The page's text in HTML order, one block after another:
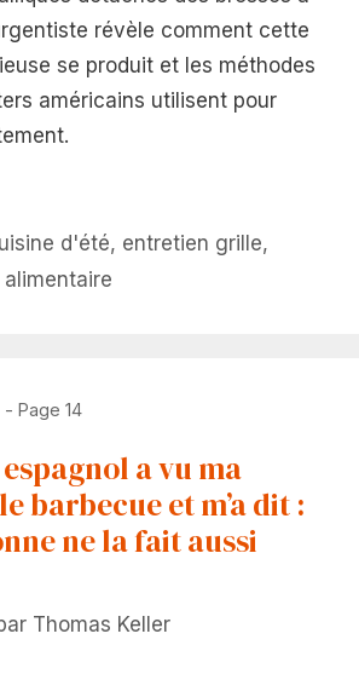
révèle comment cette
se produit et les méthodes
américains utilisent pour
d'été, entretien grille,
- Page 14
a vu ma
barbecue et m’a dit :
ne la fait aussi
Thomas Keller